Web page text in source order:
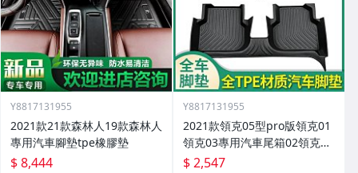
Y8817131955
2021款21款森林人19款森林人
專用汽車腳墊tpe橡膠墊
$ 8,444
Y8817131955
2021款領克05型pro版領克01
領克03專用汽車尾箱02領克03
腳墊
$ 2,547